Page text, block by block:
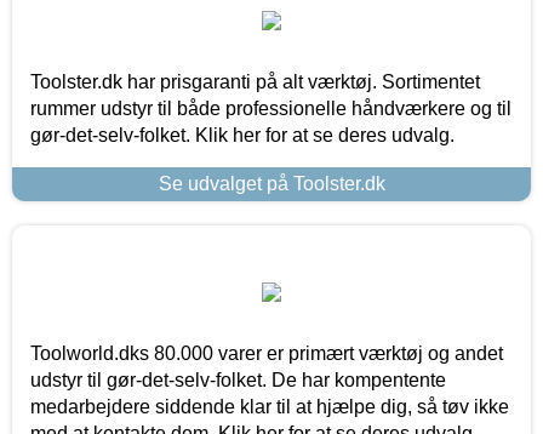
Toolster.dk har prisgaranti på alt værktøj. Sortimentet
rummer udstyr til både professionelle håndværkere og til
gør-det-selv-folket. Klik her for at se deres udvalg.
Se udvalget på Toolster.dk
Toolworld.dks 80.000 varer er primært værktøj og andet
udstyr til gør-det-selv-folket. De har kompentente
medarbejdere siddende klar til at hjælpe dig, så tøv ikke